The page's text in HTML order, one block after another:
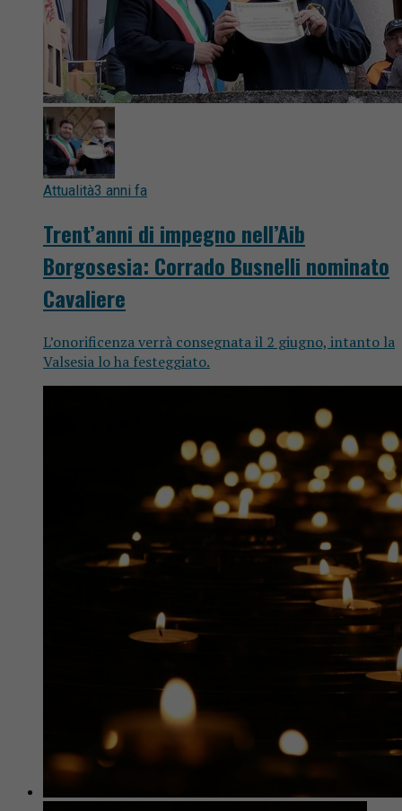
Attualità3 anni fa
Trent’anni di impegno nell’Aib
Borgosesia: Corrado Busnelli nominato
Cavaliere
L’onorificenza verrà consegnata il 2 giugno, intanto la
Valsesia lo ha festeggiato.